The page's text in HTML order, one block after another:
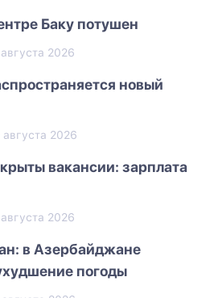
Баку потушен
2026
новый
августа 2026
вакансии: зарплата
2026
в Азербайджане
погоды